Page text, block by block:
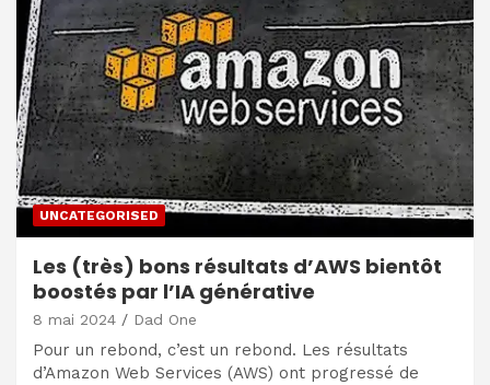
UNCATEGORISED
Les (très) bons résultats d’AWS bientôt
boostés par l’IA générative
8 mai 2024 Dad One
Pour un rebond, c’est un rebond. Les résultats
d’Amazon Web Services (AWS) ont progressé de